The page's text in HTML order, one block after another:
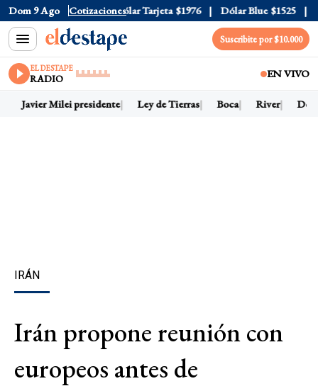
Dom 9 Ago Cotizaciones
Oficial $1520 Dólar Tarjeta $1976 Dólar Blue $1525
Suscribite por $10.000
EL DESTAPE
RADIO EN VIVO
Javier Milei presidente Ley de Tierras Boca River
IRÁN
Irán propone reunión con
europeos antes de